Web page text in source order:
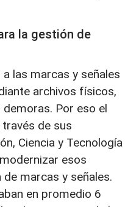
la gestión de
las marcas y señales
archivos físicos,
Por eso el
de sus
Ciencia y Tecnología
esos
marcas y señales.
en promedio 6